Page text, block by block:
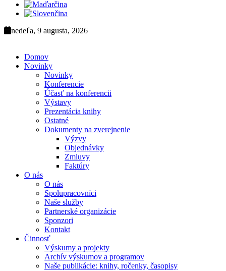
nedeľa, 9 augusta, 2026
Domov
Novinky
Novinky
Konferencie
Účasť na konferencii
Výstavy
Prezentácia knihy
Ostatné
Dokumenty na zverejnenie
Výzvy
Objednávky
Zmluvy
Faktúry
O nás
O nás
Spolupracovníci
Naše služby
Partnerské organizácie
Sponzori
Kontakt
Činnosť
Výskumy a projekty
Archív výskumov a programov
Naše publikácie: knihy, ročenky, časopisy